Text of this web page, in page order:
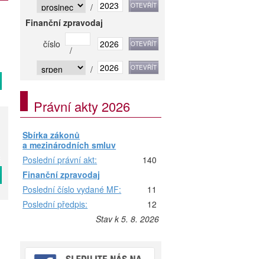
/
Finanční zpravodaj
číslo
/
/
Právní akty 2026
Sbírka zákonů
a mezinárodních smluv
Poslední právní akt:
140
Finanční zpravodaj
Poslední číslo vydané MF:
11
Poslední předpis:
12
Stav k 5. 8. 2026